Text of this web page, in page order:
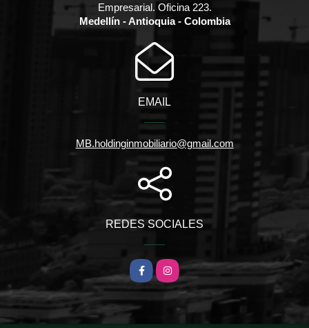
Empresarial. Oficina 223.
Medellín - Antioquia - Colombia
EMAIL
MB.holdinginmobiliario@gmail.com
REDES SOCIALES
FacebookInstagram